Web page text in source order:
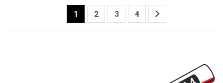
1 2 3 4 